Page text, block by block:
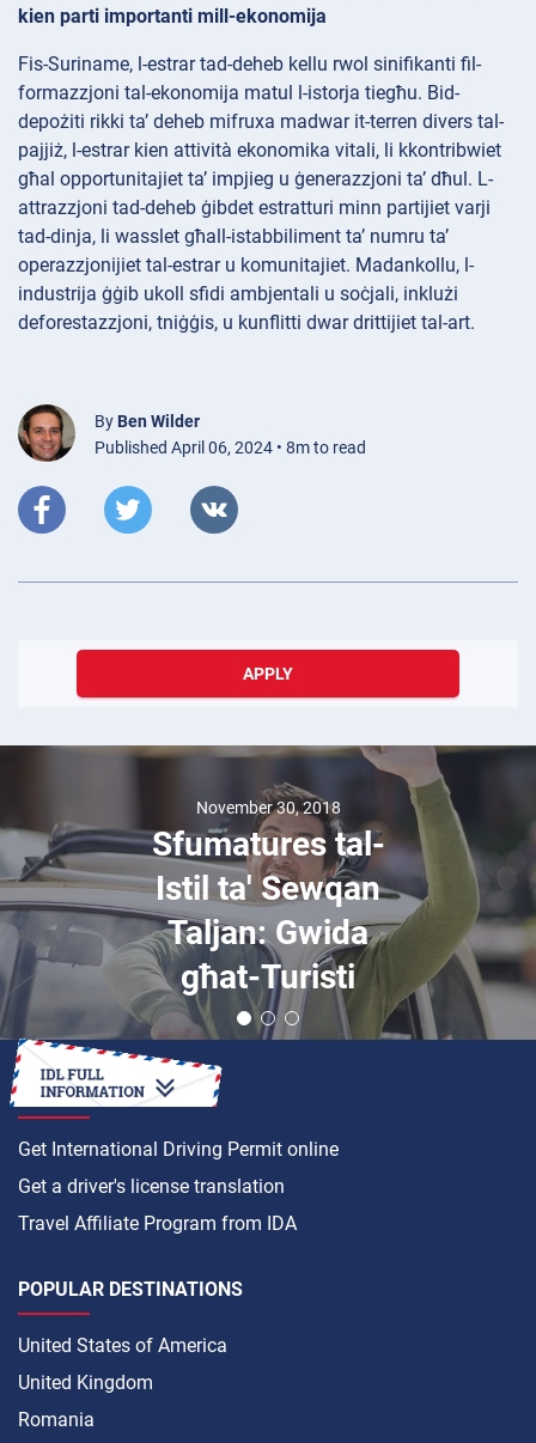
kien parti importanti mill-ekonomija
Fis-Suriname, l-estrar tad-deheb kellu rwol sinifikanti fil-
formazzjoni tal-ekonomija matul l-istorja tiegħu. Bid-
depożiti rikki ta’ deheb mifruxa madwar it-terren divers tal-
pajjiż, l-estrar kien attività ekonomika vitali, li kkontribwiet
għal opportunitajiet ta’ impjieg u ġenerazzjoni ta’ dħul. L-
attrazzjoni tad-deheb ġibdet estratturi minn partijiet varji
tad-dinja, li wasslet għall-istabbiliment ta’ numru ta’
operazzjonijiet tal-estrar u komunitajiet. Madankollu, l-
industrija ġġib ukoll sfidi ambjentali u soċjali, inklużi
deforestazzjoni, tniġġis, u kunflitti dwar drittijiet tal-art.
By Ben Wilder
Published April 06, 2024 • 8m to read
APPLY
November 30, 2018
Sfumatures tal-
Istil ta' Sewqan
Taljan: Gwida
għat-Turisti
HOW TO
Get International Driving Permit online
Get a driver's license translation
Travel Affiliate Program from IDA
POPULAR DESTINATIONS
United States of America
United Kingdom
Romania